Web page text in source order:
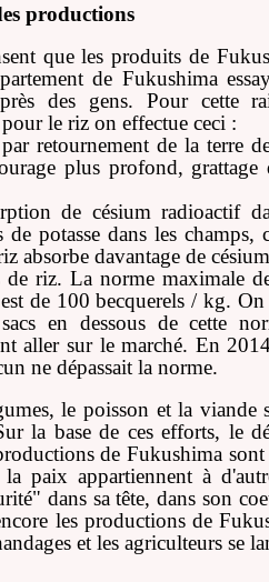
productions
que les produits de
de Fukushima
des gens. Pour cette
le riz on effectue ceci :
retournement de la terre
plus profond, grattage
de césium radioactif
de potasse dans les champs,
absorbe davantage de
de riz. La norme maximale
de 100 becquerels / kg.
en dessous de cette
aller sur le marché. En
ne dépassait la norme.
le poisson et la viande
la base de ces efforts, le
de Fukushima sont
paix appartiennent à
dans sa tête, dans son
les productions de
et les agriculteurs se